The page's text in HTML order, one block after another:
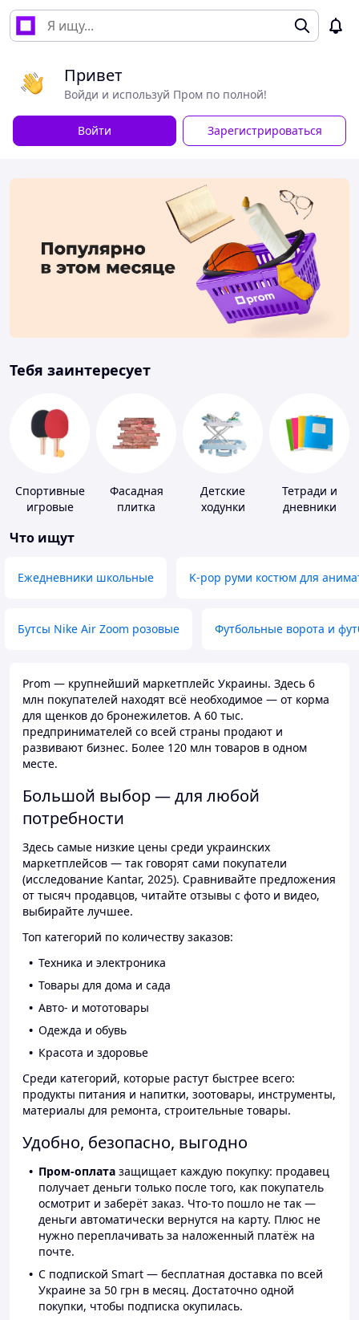
Привет
Войди и используй Пром по полной!
Войти Зарегистрироваться
Тебя заинтересует
Спортивные
игровые
Фасадная
плитка
Детские
ходунки
Тетради и
дневники
Что ищут
Ежедневники школьные K-pop руми костюм для
Бутсы Nike Air Zoom розовые Футбольные ворота и
Prom — крупнейший маркетплейс Украины. Здесь 6
млн покупателей находят всё необходимое — от корма
для щенков до бронежилетов. А 60 тыс.
предпринимателей со всей страны продают и
развивают бизнес. Более 120 млн товаров в одном
месте.
Большой выбор — для любой
потребности
Здесь самые низкие цены среди украинских
маркетплейсов — так говорят сами покупатели
(исследование Kantar, 2025). Сравнивайте предложения
от тысяч продавцов, читайте отзывы с фото и видео,
выбирайте лучшее.
Топ категорий по количеству заказов:
Техника и электроника
Товары для дома и сада
Авто- и мототовары
Одежда и обувь
Красота и здоровье
Среди категорий, которые растут быстрее всего:
продукты питания и напитки, зоотовары, инструменты,
материалы для ремонта, строительные товары.
Удобно, безопасно, выгодно
Пром-оплата защищает каждую покупку: продавец
получает деньги только после того, как покупатель
осмотрит и заберёт заказ. Что-то пошло не так —
деньги автоматически вернутся на карту. Плюс не
нужно переплачивать за наложенный платёж на
почте.
С подпиской Smart — бесплатная доставка по всей
Украине за 50 грн в месяц. Достаточно одной
покупки, чтобы подписка окупилась.